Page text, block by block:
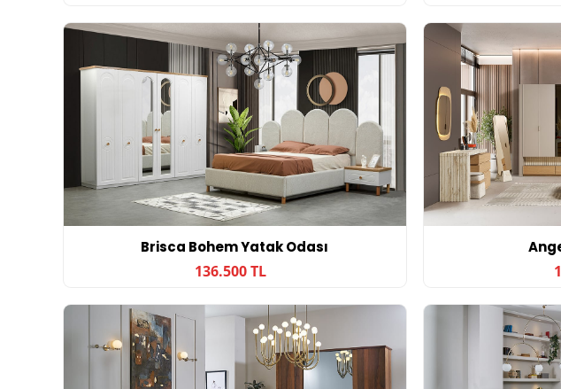
Brisca Bohem Yatak Odası
136.500 TL